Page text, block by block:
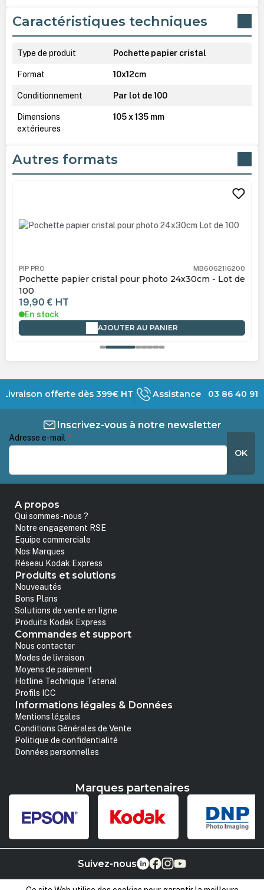
Caractéristiques techniques
Type de produit Pochette papier cristal
Format 10x12cm
Conditionnement Par lot de 100
Dimensions
extérieures
105 x 135 mm
Autres formats
PIP PRO MB6062116200
Pochette papier cristal pour photo 24x30cm - Lot de
100
19,90 € HT
En stock
AJOUTER AU PANIER
Livraison offerte dès 399€ HT Assistance 03 86 40 91
Inscrivez-vous à notre newsletter
Adresse e-mail *
OK
A propos
Qui sommes-nous ?
Notre engagement RSE
Equipe commerciale
Nos Marques
Réseau Kodak Express
Produits et solutions
Nouveautés
Bons Plans
Solutions de vente en ligne
Produits Kodak Express
Commandes et support
Nous contacter
Modes de livraison
Moyens de paiement
Hotline Technique Tetenal
Profils ICC
Informations légales & Données
Mentions légales
Conditions Générales de Vente
Politique de confidentialité
Données personnelles
Marques partenaires
Suivez-nous